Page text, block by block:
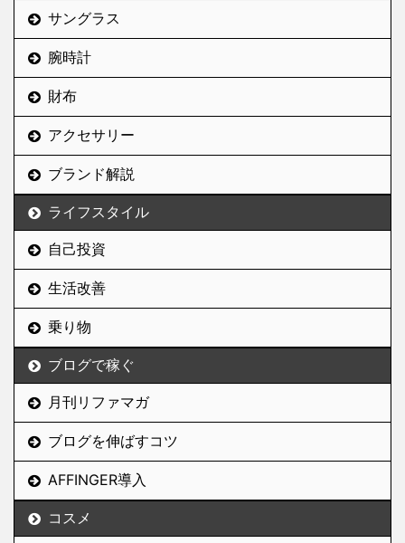
俺の場合は「ほくろ」だ
った。小さい頃からほく
ろができやすい体質で顔
を見る度に増えていたほ
くろにうんざりしてい
た。 中学生くらいからほ
くろについて徹底的に調
べたが、遂に自分で除去
するのは無理だろうとい
う結論に至り長年諦めて
いた。 「ほくろ」は簡単
に除去できる 実は ...
サングラス
腕時計
財布
アクセサリー
ブランド解説
ライフスタイル
自己投資
生活改善
乗り物
ブログで稼ぐ
月刊リファマガ
ブログを伸ばすコツ
AFFINGER導入
コスメ